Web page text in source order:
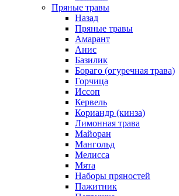
Пряные травы
Назад
Пряные травы
Амарант
Анис
Базилик
Бораго (огуречная трава)
Горчица
Иссоп
Кервель
Кориандр (кинза)
Лимонная трава
Майоран
Мангольд
Мелисса
Мята
Наборы пряностей
Пажитник